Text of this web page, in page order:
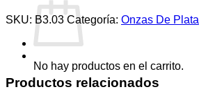
No hay productos en el carrito.
SKU: B3.03 Categoría: Onzas De Plata
Productos relacionados